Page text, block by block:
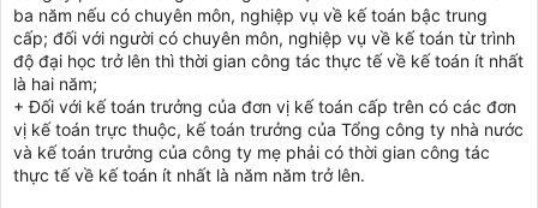
ba năm nếu có chuyên môn, nghiệp vụ về kế toán bậc trung
cấp; đối với người có chuyên môn, nghiệp vụ về kế toán từ trình
độ đại học trở lên thì thời gian công tác thực tế về kế toán ít nhất
là hai năm;
+ Đối với kế toán trưởng của đơn vị kế toán cấp trên có các đơn
vị kế toán trực thuộc, kế toán trưởng của Tổng công ty nhà nước
và kế toán trưởng của công ty mẹ phải có thời gian công tác
thực tế về kế toán ít nhất là năm năm trở lên.